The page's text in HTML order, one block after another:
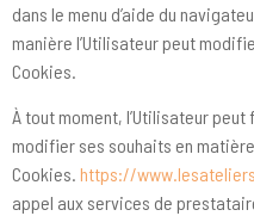
dans le menu d’aide du
manière l’Utilisateur peut
Cookies.
À tout moment, l’Utilisateur
modifier ses souhaits en
Cookies. https://
appel aux services de